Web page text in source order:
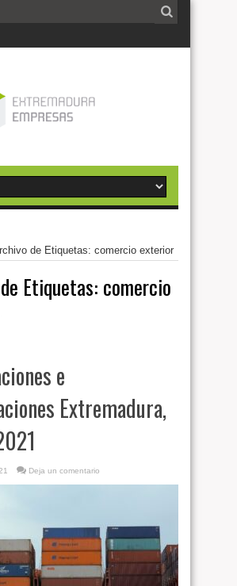
de Etiquetas: comercio exterior
Etiquetas: comercio
e
Extremadura,
Deja un comentario